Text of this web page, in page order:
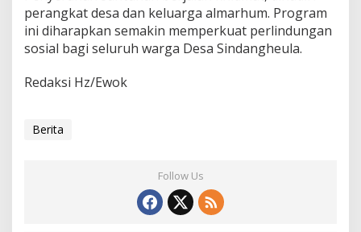
perangkat desa dan keluarga almarhum. Program
ini diharapkan semakin memperkuat perlindungan
sosial bagi seluruh warga Desa Sindangheula.
Redaksi Hz/Ewok
Berita
Follow Us